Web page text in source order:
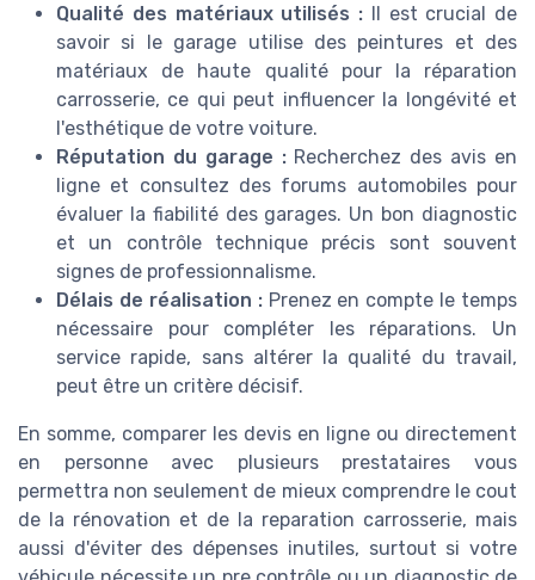
Qualité des matériaux utilisés : Il est crucial de
savoir si le garage utilise des peintures et des
matériaux de haute qualité pour la réparation
carrosserie, ce qui peut influencer la longévité et
l'esthétique de votre voiture.
Réputation du garage :Recherchez des avis en
ligne et consultez des forums automobiles pour
évaluer la fiabilité des garages. Un bon diagnostic
et un contrôle technique précis sont souvent
signes de professionnalisme.
Délais de réalisation :Prenez en compte le temps
nécessaire pour compléter les réparations. Un
service rapide, sans altérer la qualité du travail,
peut être un critère décisif.
En somme, comparer les devis en ligne ou directement
en personne avec plusieurs prestataires vous
permettra non seulement de mieux comprendre le cout
de la rénovation et de la reparation carrosserie, mais
aussi d'éviter des dépenses inutiles, surtout si votre